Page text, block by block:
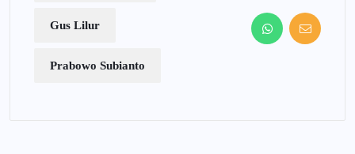
Gus Lilur
Prabowo Subianto